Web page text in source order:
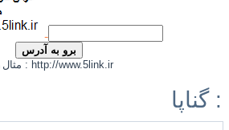
مثال : http://www.5link.ir
گناپا :